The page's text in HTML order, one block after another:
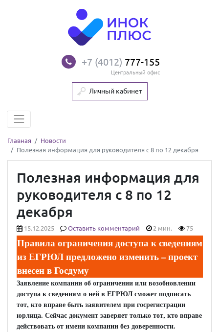
+7 (4012) 777-155
Центральный офис
Личный кабинет
Главная
Новости
Полезная информация для руководителя с 8 по 12 декабря
Полезная информация для
руководителя с 8 по 12
декабря
15.12.2025 Оставить комментарий 2 мин. 75
Правила ограничения доступа к сведениям
из ЕГРЮЛ предложено изменить – проект
внесен в Госдуму
Заявление компании об ограничении или возобновлении
доступа к сведениям о ней в ЕГРЮЛ сможет подписать
тот, кто вправе быть заявителем при госрегистрации
юрлица. Сейчас документ заверяет только тот, кто вправе
действовать от имени компании без доверенности.